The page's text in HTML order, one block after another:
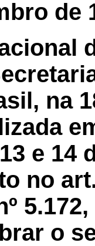
de
na
e 14
no
o